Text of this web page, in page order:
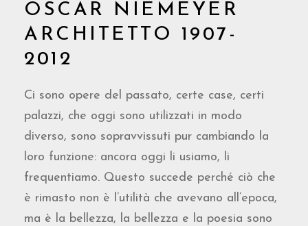
OSCAR NIEMEYER
ARCHITETTO
1907-
2012
Ci sono opere del passato, certe case, certi
palazzi, che oggi sono utilizzati in modo
diverso, sono sopravvissuti pur cambiando la
loro funzione: ancora oggi li usiamo, li
frequentiamo. Questo succede perché ciò che
è rimasto non è l’utilità che avevano all’epoca,
ma è la bellezza, la bellezza e la poesia sono